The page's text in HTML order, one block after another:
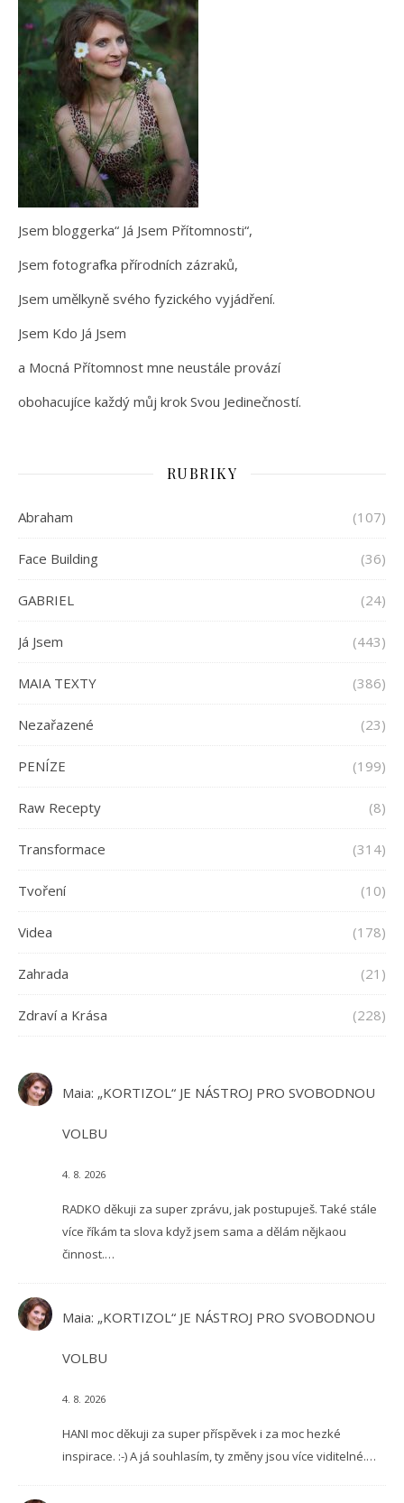
Jsem bloggerka“ Já Jsem Přítomnosti“,
Jsem fotografka přírodních zázraků,
Jsem umělkyně svého fyzického vyjádření.
Jsem Kdo Já Jsem
a Mocná Přítomnost mne neustále provází
obohacujíce každý můj krok Svou Jedinečností.
RUBRIKY
Abraham (107)
Face Building (36)
GABRIEL (24)
Já Jsem (443)
MAIA TEXTY (386)
Nezařazené (23)
PENÍZE (199)
Raw Recepty (8)
Transformace (314)
Tvoření (10)
Videa (178)
Zahrada (21)
Zdraví a Krása (228)
Maia: „KORTIZOL“ JE NÁSTROJ PRO SVOBODNOU
VOLBU
4. 8. 2026
RADKO děkuji za super zprávu, jak postupuješ. Také stále
více říkám ta slova když jsem sama a dělám nějkaou
činnost.…
Maia: „KORTIZOL“ JE NÁSTROJ PRO SVOBODNOU
VOLBU
4. 8. 2026
HANI moc děkuji za super příspěvek i za moc hezké
inspirace. :-) A já souhlasím, ty změny jsou více viditelné.…